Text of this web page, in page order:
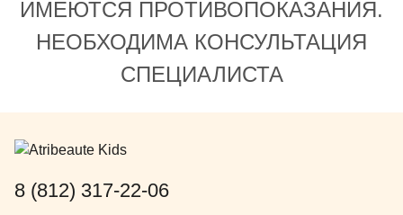
любимым докторам! А как
говорится - устами ребенка
глаголит истина! И хочется
обратится к руководству клиники ,
города) Надеемся в скором
на Московском проспекте!
Пожелание на 2026 год ♥️
внимание,
ИМЕЮТСЯ ПРОТИВОПОКАЗАНИЯ.
НЕОБХОДИМА КОНСУЛЬТАЦИЯ
СПЕЦИАЛИСТА
8 (812) 317-22-06